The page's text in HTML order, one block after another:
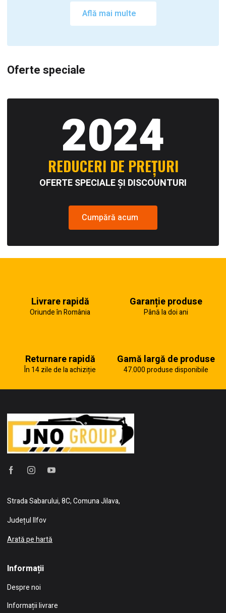
Află mai multe
Oferte speciale
2024
REDUCERI DE PREȚURI
OFERTE SPECIALE ȘI DISCOUNTURI
Cumpără acum
Livrare rapidă
Oriunde în România
Garanție produse
Până la doi ani
Returnare rapidă
În 14 zile de la achiziție
Gamă largă de produse
47.000 produse disponibile
Strada Sabarului, 8C, Comuna Jilava,
Județul Ilfov
Arată pe hartă
Informații
Despre noi
Informații livrare